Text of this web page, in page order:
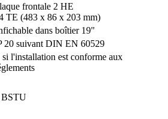
frontale 2 HE
TE (483 x 86 x 203 mm)
dans boîtier 19"
20 suivant DIN EN 60529
l'installation est conforme aux
BSTU